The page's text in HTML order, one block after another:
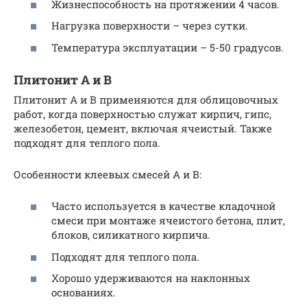
Жизнеспособность на протяжении 4 часов.
Нагрузка поверхности – через сутки.
Температура эксплуатации – 5-50 градусов.
Плитонит А и В
Плитонит А и В применяются для облицовочных
работ, когда поверхностью служат кирпич, гипс,
железобетон, цемент, включая ячеистый. Также
подходят для теплого пола.
Особенности клеевых смесей А и В:
Часто используется в качестве кладочной
смеси при монтаже ячеистого бетона, плит,
блоков, силикатного кирпича.
Подходят для теплого пола.
Хорошо удерживаются на наклонных
основаниях.